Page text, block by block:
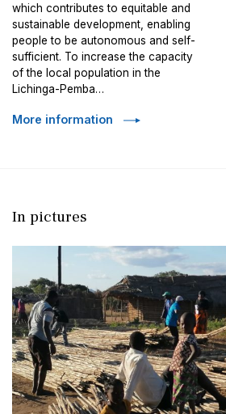
which contributes to equitable and
sustainable development, enabling
people to be autonomous and self-
sufficient. To increase the capacity
of the local population in the
Lichinga-Pemba…
More information
In pictures